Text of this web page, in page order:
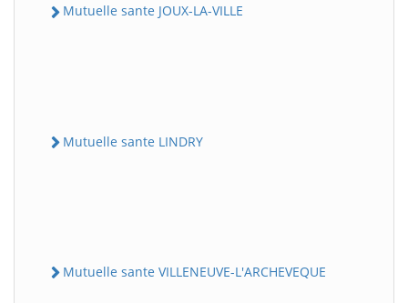
Mutuelle sante JOUX-LA-VILLE
Mutuelle sante LINDRY
Mutuelle sante VILLENEUVE-L'ARCHEVEQUE